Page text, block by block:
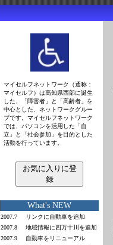
マイセルフネットワーク（通称：
マイセルフ）は高知県西部に誕生
した、「障害者」と「高齢者」を
中心とした、ネットワークグルー
プです。マイセルフネットワーク
では、パソコンを活用した「自
立」と「社会参加」を目的とした
活動を行っています。
お気に入りに登
録
What's NEW
2007.7
リンクに自動車を追加
2007.8
地域情報に四万十川を追加
2007.9
自動車をリニューアル